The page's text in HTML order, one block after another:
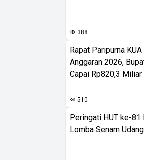
388
Rapat Paripurna
Anggaran 2026,
Capai Rp820,3 Miliar
510
Peringati HUT ke-81
Lomba Senam